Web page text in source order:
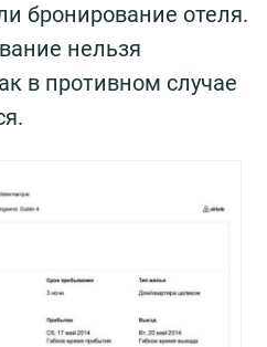
бронирование отеля.
нельзя
в противном случае